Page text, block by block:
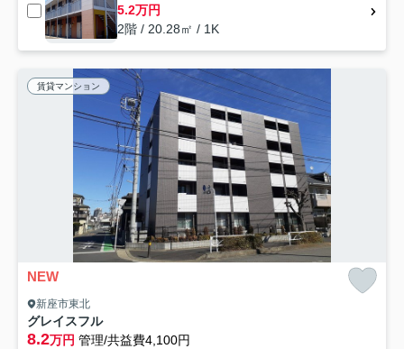
5.2万円
2階 / 20.28㎡ / 1K
賃貸マンション
NEW
新座市東北
グレイスフル
8.2万円 管理/共益費4,100円